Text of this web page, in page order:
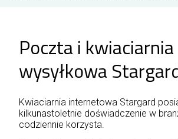
Poczta i kwiaciarnia
wysyłkowa
Kwiaciarnia internetowa Stargard
kilkunastoletnie doświadczenie w
codziennie korzysta.